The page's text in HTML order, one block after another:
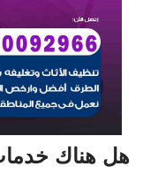
هل هناك